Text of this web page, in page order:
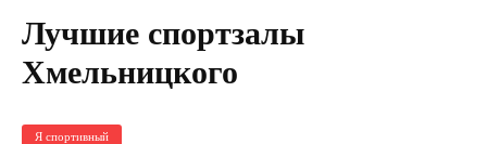
Лучшие спортзалы
Хмельницкого
Я спортивный